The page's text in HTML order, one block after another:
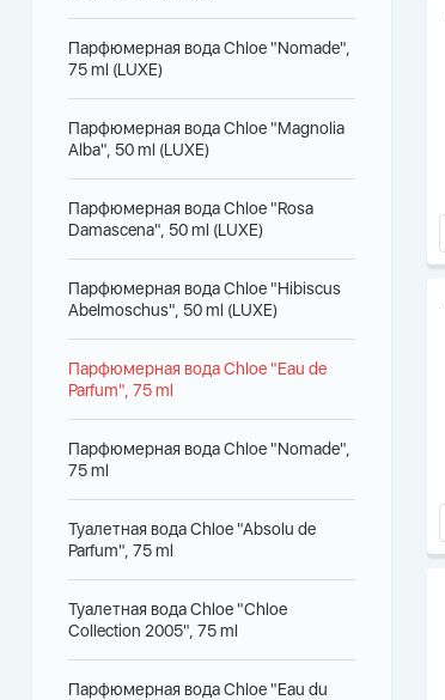
Парфюмерная вода Chloe "Nomade",
75 ml (LUXE)
Парфюмерная вода Chloe "Magnolia
Alba", 50 ml (LUXE)
Парфюмерная вода Chloe "Rosa
Damascena", 50 ml (LUXE)
Парфюмерная вода Chloe "Hibiscus
Abelmoschus", 50 ml (LUXE)
Парфюмерная вода Chloe "Eau de
Parfum", 75 ml
Парфюмерная вода Chloe "Nomade",
75 ml
Туалетная вода Chloe "Absolu de
Parfum", 75 ml
Туалетная вода Chloe "Chloe
Collection 2005", 75 ml
Парфюмерная вода Chloe "Eau du